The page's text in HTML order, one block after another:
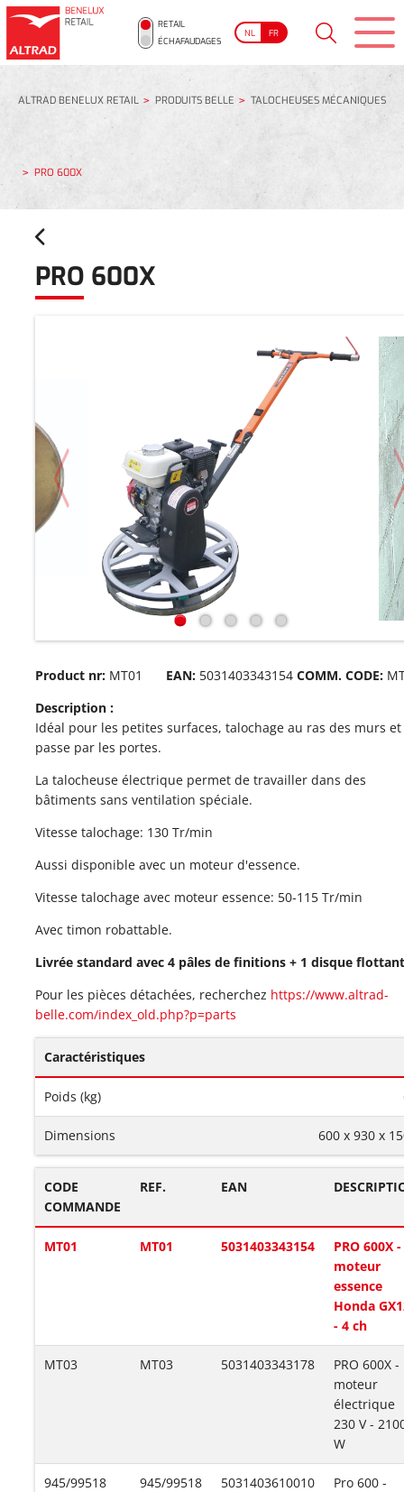
RETAIL
ÉCHAFAUDAGES
NL FR
ALTRAD BENELUX RETAIL PRODUITS BELLE TALOCHEUSES MÉCANIQUES
PRO 600X
PRO 600X
Product nr: MT01 EAN: 5031403343154 COMM. CODE:
Description :
Idéal pour les petites surfaces, talochage au ras des murs et
passe par les portes.
La talocheuse électrique permet de travailler dans des
bâtiments sans ventilation spéciale.
Vitesse talochage: 130 Tr/min
Aussi disponible avec un moteur d'essence.
Vitesse talochage avec moteur essence: 50-115 Tr/min
Avec timon robattable.
Livrée standard avec 4 pâles de finitions + 1 disque
Pour les pièces détachées, recherchez https://www.altrad-
belle.com/index_old.php?p=parts
Caractéristiques
Poids (kg)
Dimensions 600 x 930 x
CODE
COMMANDE
REF. EAN
MT01 MT01 5031403343154
PRO 600X -
moteur
essence
Honda
- 4 ch
MT03 MT03 5031403343178
PRO 600X -
moteur
électrique
230 V -
W
945/99518 945/99518 5031403610010
Pro 600 -